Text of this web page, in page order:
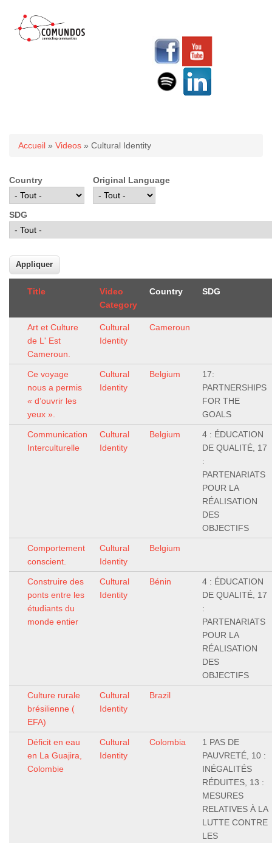
Vous êtes ici
Accueil » Videos » Cultural Identity
Country Original Language
SDG
Title
Video
Category
Country SDG
Art et Culture
de L' Est
Cameroun.
Cultural
Identity
Cameroun
Ce voyage
nous a permis
« d’ouvrir les
yeux ».
Cultural
Identity
Belgium
17:
PARTNERSHIPS
FOR THE
GOALS
Communication
Interculturelle
Cultural
Identity
Belgium
4 : ÉDUCATION
DE QUALITÉ, 17
:
PARTENARIATS
POUR LA
RÉALISATION
DES
OBJECTIFS
Comportement
conscient.
Cultural
Identity
Belgium
Construire des
ponts entre les
étudiants du
monde entier
Cultural
Identity
Bénin
4 : ÉDUCATION
DE QUALITÉ, 17
:
PARTENARIATS
POUR LA
RÉALISATION
DES
OBJECTIFS
Culture rurale
brésilienne (
EFA)
Cultural
Identity
Brazil
Déficit en eau
en La Guajira,
Colombie
Cultural
Identity
Colombia
1 PAS DE
PAUVRETÉ, 10 :
INÉGALITÉS
RÉDUITES, 13 :
MESURES
RELATIVES À LA
LUTTE CONTRE
LES